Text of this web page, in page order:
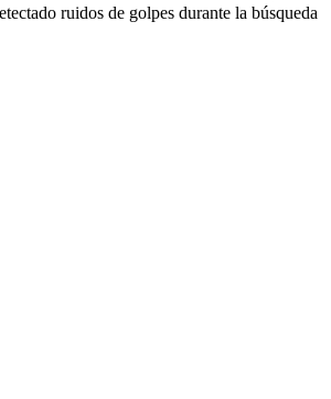
ruidos de golpes durante la búsqueda